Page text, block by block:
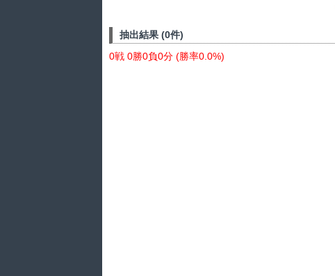
抽出結果 (0件)
0戦 0勝0負0分 (勝率0.0%)